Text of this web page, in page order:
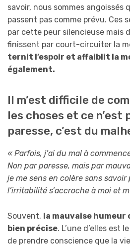
savoir, nous sommes angoissés
passent pas comme prévu. Ces
par cette peur silencieuse mais
finissent par court-circuiter la
ternit l’espoir et affaiblit la
également.
Il m’est difficile de
les choses et ce n’est
paresse, c’est du
« Parfois, j’ai du mal à
Non par paresse, mais par
je me sens en colère sans
l’irritabilité s’accroche à moi et
Souvent, la mauvaise
bien précise. L’une d’elles est
de prendre conscience que la